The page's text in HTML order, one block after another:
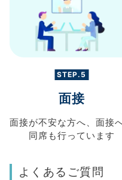
STEP.5
面接
面接が不安な方へ、 面接
同席も行っています
よくあるご質問